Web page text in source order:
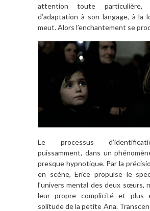
attention toute particulière,
d’adaptation à son langage, à la
meut. Alors l’enchantement se
Le processus
puissamment, dans un
presque hypnotique. Par la
en scène, Erice propulse le
l’univers mental des deux sœurs,
leur propre complicité et plus
solitude de la petite Ana.